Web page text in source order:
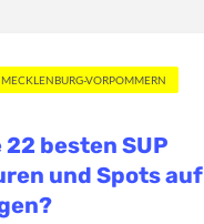
MECKLENBURG-VORPOMMERN
22 besten SUP
und Spots auf